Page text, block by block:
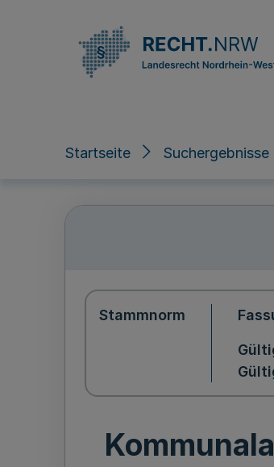
Startseite Suchergebnisse
Stammnorm